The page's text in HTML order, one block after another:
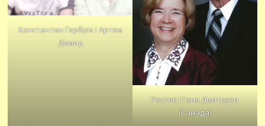
Константин Ґербріх і Артем
Димид
Ростик і Геня Дмитруки
(Канада)